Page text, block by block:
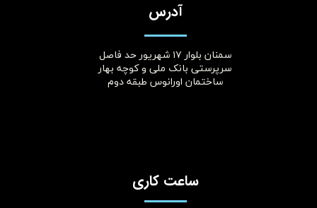
آدرس
سمنان بلوار ۱۷ شهریور حد فاصل
سرپرستی بانک ملی و کوچه بهار
ساختمان اورانوس طبقه دوم
ساعت کاری